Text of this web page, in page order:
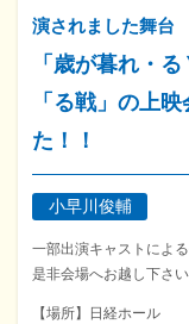
演されました舞台
「歳が暮れ・
「る戦」の上
た！！
小早川俊輔
一部出演キャストによ
是非会場へお越し下さい
【場所】日経ホール